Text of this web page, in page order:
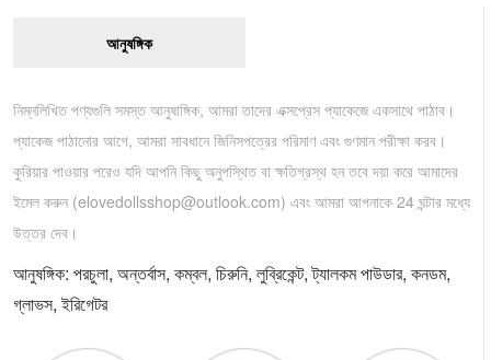
আনুষঙ্গিক
নিম্নলিখিত পণ্যগুলি সমস্ত আনুষাঙ্গিক, আমরা তাদের এক্সপ্রেস প্যাকেজে একসাথে পাঠাব।
প্যাকেজ পাঠানোর আগে, আমরা সাবধানে জিনিসপত্রের পরিমাণ এবং গুণমান পরীক্ষা করব।
কুরিয়ার পাওয়ার পরেও যদি আপনি কিছু অনুপস্থিত বা ক্ষতিগ্রস্থ হন তবে দয়া করে আমাদের
ইমেল করুন (elovedollsshop@outlook.com) এবং আমরা আপনাকে 24 ঘন্টার মধ্যে
উত্তর দেব।
আনুষঙ্গিক: পরচুলা, অন্তর্বাস, কম্বল, চিরুনি, লুব্রিকেন্ট, ট্যালকম পাউডার, কনডম,
গ্লাভস, ইরিগেটর